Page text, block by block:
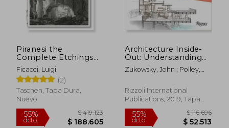
55%
dcto. $ 140.948
55%
dcto. $
Piranesi the
Complete Etchings
(en Inglés)
Ficacci, Luigi
(2)
Taschen, Tapa Dura,
Nuevo
Architecture Inside-
Out: Understanding
how Buildings Work
(en Inglés)
Zukowsky, John ; Polley,
Rizzoli International
Publications, 2019, Tapa
Dura, Nuevo